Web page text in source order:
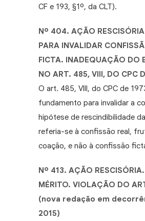
CF e 193, §1º, da CLT).
Nº 404. AÇÃO
PARA INVALIDAR
FICTA. INADEQUAÇÃO DO
NO ART. 485, VIII, DO CPC
O art. 485, VIII, do CPC de
fundamento para invalidar a
hipótese de rescindibilidade
referia-se à confissão real,
coação, e não à confissão
Nº 413. AÇÃO
MÉRITO. VIOLAÇÃO DO
(nova redação em
2015)